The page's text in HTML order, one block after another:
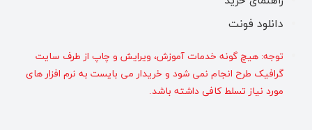
دانلود فونت
توجه: هیچ گونه خدمات آموزش، ویرایش و چاپ از طرف سایت
گرافیک طرح انجام نمی شود و خریدار می بایست به نرم افزار های
مورد نیاز تسلط کافی داشته باشد.